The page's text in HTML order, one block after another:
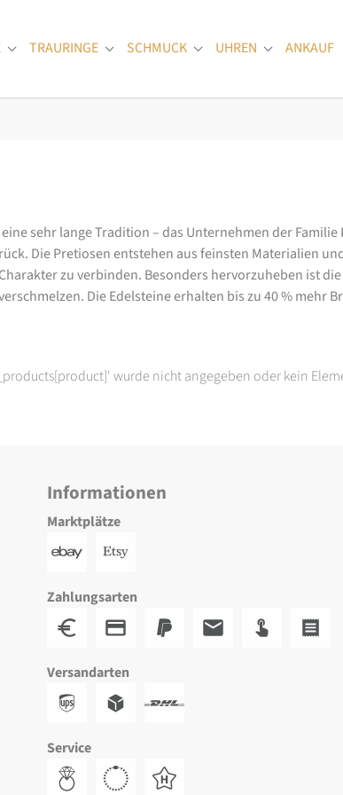
Submenu for "Verlobungsringe"
TRAURINGE Submenu for "Trauringe"
SCHMUCK Submenu for
UHREN Submenu
ANKAUF
sehr lange Tradition – das Unternehmen der
Die Pretiosen entstehen aus feinsten Materialien
zu verbinden. Besonders hervorzuheben ist
Die Edelsteine erhalten bis zu 40 % mehr
wurde nicht angegeben oder kein
Informationen
Marktplätze
Zahlungsarten
Versandarten
Service